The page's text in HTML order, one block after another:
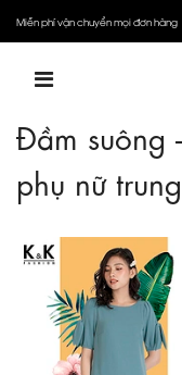
Miễn phí vận chuyển mọi đơn hàng
Đầm suông
phụ nữ